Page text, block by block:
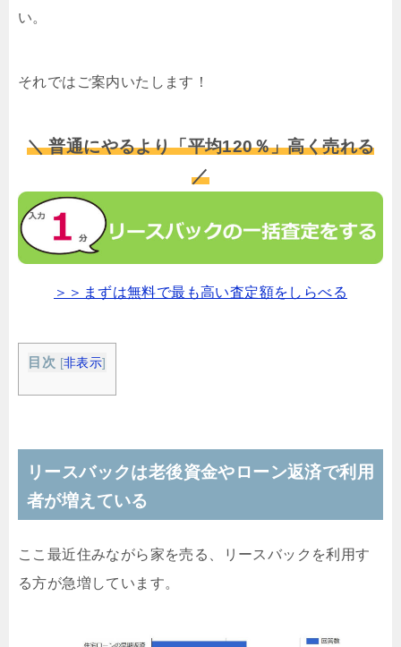
い。
それではご案内いたします！
＼ 普通にやるより「平均120％」高く売れる
／
＞＞まずは無料で最も高い査定額をしらべる
目次 [非表示]
リースバックは老後資金やローン返済で利用
者が増えている
ここ最近住みながら家を売る、リースバックを利用す
る方が急増しています。